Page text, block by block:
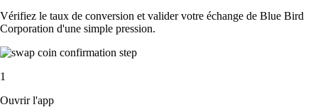
Vérifiez le taux de conversion et valider votre échange de Blue Bird
Corporation d'une simple pression.
1
Ouvrir l'app